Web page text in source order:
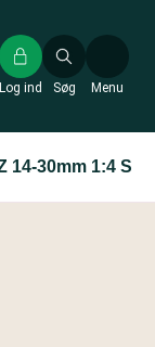
Søg
Log ind Menu
14-30mm 1:4 S